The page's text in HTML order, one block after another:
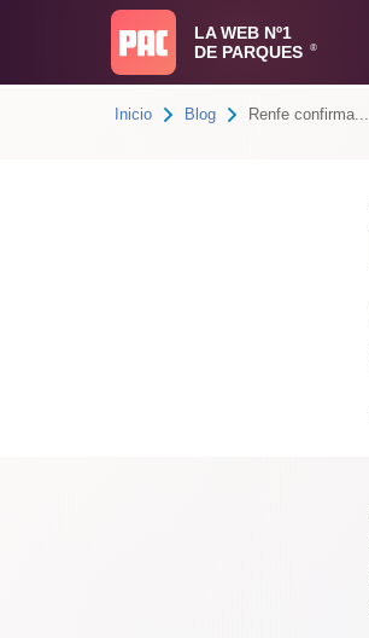
LA WEB Nº1
DE PARQUES
®
Inicio Blog Renfe confirma...